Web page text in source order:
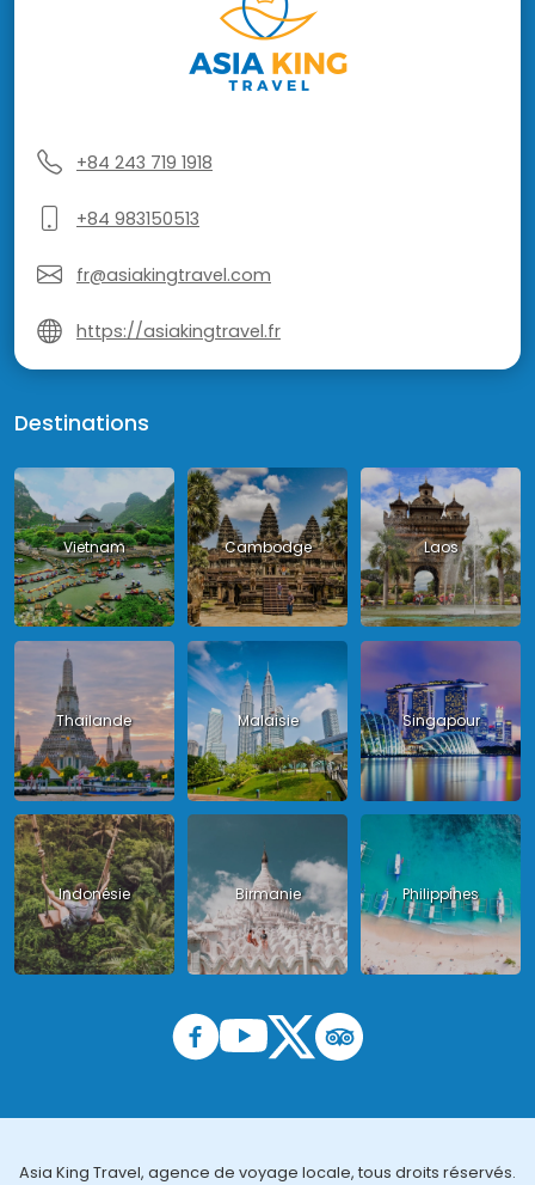
+84 243 719 1918
+84 983150513
fr@asiakingtravel.com
https://asiakingtravel.fr
Destinations
Vietnam Cambodge Laos
Thailande Malaisie Singapour
Indonésie Birmanie Philippines
Asia King Travel, agence de voyage locale, tous droits réservés.